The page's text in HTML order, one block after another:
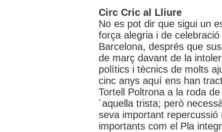
Circ Cric al Lliure
No es pot dir que sigui un
força alegria i de
Barcelona, després que
de març davant de la
polítics i tècnics de molts
cinc anys aquí ens han
Tortell Poltrona a la roda
´aquella trista; però
seva important
importants com el Pla